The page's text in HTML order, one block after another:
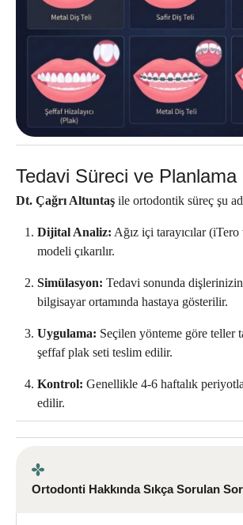
Tedavi Süreci ve Planlama
Dt. Çağrı Altuntaş ile ortodontik süreç şu
Dijital Analiz: Ağız içi tarayıcılar
modeli çıkarılır.
Simülasyon: Tedavi sonunda
bilgisayar ortamında hastaya gösterilir.
Uygulama: Seçilen yönteme göre teller
şeffaf plak seti teslim edilir.
Kontrol: Genellikle 4-6 haftalık
edilir.
Ortodonti Hakkında Sıkça Sorulan